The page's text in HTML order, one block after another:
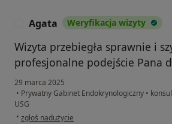
Agata Weryfikacja wizyty
Wizyta przebiegła sprawnie i
profesjonalne podejście Pana
29 marca 2025
• Prywatny Gabinet Endokrynologiczny •
USG
• w opinii użytkownika Agata
zgłoś nadużycie